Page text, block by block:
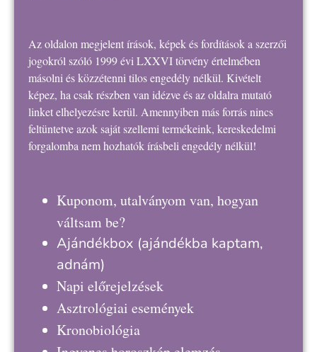
Az oldalon megjelent írások, képek és fordítások a szerzői
jogokról szóló 1999 évi LXXVI törvény értelmében
másolni és közzétenni tilos engedély nélkül. Kivételt
képez, ha csak részben van idézve és az oldalra mutató
linket elhelyezésre kerül. Amennyiben más forrás nincs
feltüntetve azok saját szellemi termékeink, kereskedelmi
forgalomba nem hozhatók írásbeli engedély nélkül!
Kuponom, utalványom van, hogyan
váltsam be?
Ajándékbox (ajándékba kaptam,
adnám)
Napi előrejelzések
Asztrológiai események
Kronobiológia